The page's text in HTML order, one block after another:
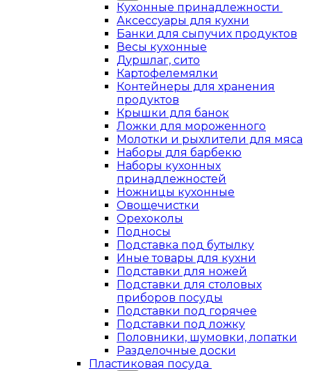
Кухонные принадлежности
Аксессуары для кухни
Банки для сыпучих продуктов
Весы кухонные
Дуршлаг, сито
Картофелемялки
Контейнеры для хранения
продуктов
Крышки для банок
Ложки для мороженного
Молотки и рыхлители для мяса
Наборы для барбекю
Наборы кухонных
принадлежностей
Ножницы кухонные
Овощечистки
Орехоколы
Подносы
Подставка под бутылку
Иные товары для кухни
Подставки для ножей
Подставки для столовых
приборов посуды
Подставки под горячее
Подставки под ложку
Половники, шумовки, лопатки
Разделочные доски
Пластиковая посуда